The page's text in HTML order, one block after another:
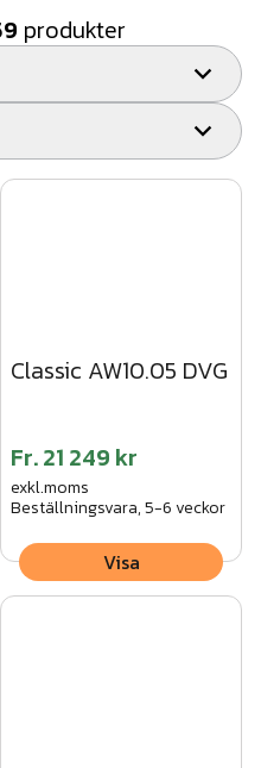
produkter
Classic AW10.05 DVG
Fr.21 249 kr
exkl.moms
Beställningsvara, 5-6 veckor
Visa